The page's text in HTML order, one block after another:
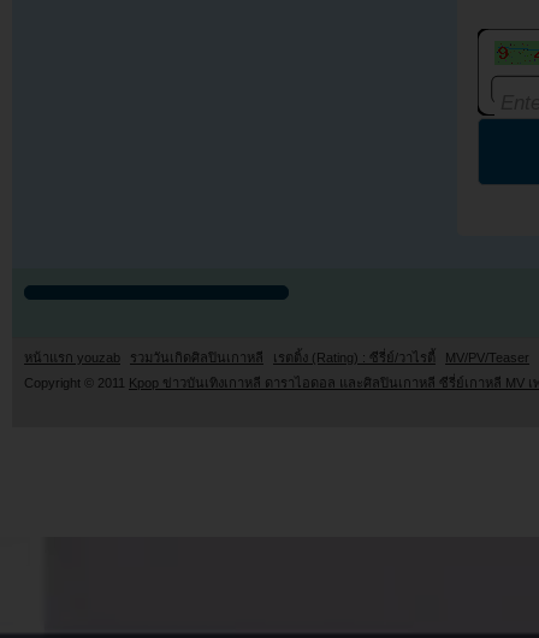
หน้าแรก youzab รวมวันเกิดศิลปินเกาหลี เรตติ้ง (Rating) : ซีรี่ย์/วาไรตี้
MV/PV/Teaser
Copyright © 2011 Kpop ข่าวบันเทิงเกาหลี ดาราไอดอล และศิลปินเกาหลี ซีรี่ย์เกาหลี MV